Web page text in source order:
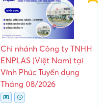
Chi nhánh Công ty TNHH
ENPLAS (Việt Nam) tại
Vĩnh Phúc Tuyển dụng
Tháng 08/2026